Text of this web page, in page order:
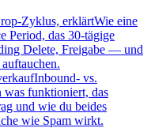
Zyklus, erklärtWie eine
Period, das 30-tägige
Delete, Freigabe — und
Inbound- vs.
funktioniert, das
und wie du beides
wie Spam wirkt.